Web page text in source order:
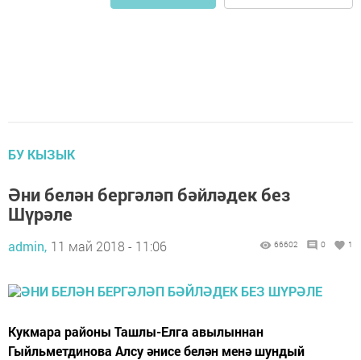
БУ КЫЗЫК
Әни белән бергәләп бәйләдек без
Шүрәле
admin, 11 май 2018 - 11:06 66602 0 1
Кукмара районы Ташлы-Елга авылыннан
Гыйльметдинова Алсу әнисе белән менә шундый